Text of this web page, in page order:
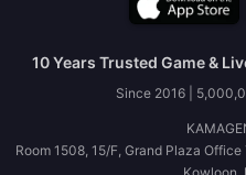
10 Years Trusted Game &
Since 2016 |
Room 1508, 15/F, Grand Plaza